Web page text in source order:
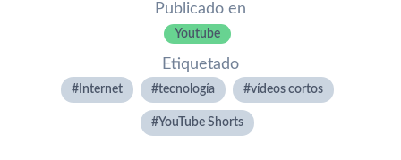
Publicado en
Youtube
Etiquetado
Internet tecnologí­a vídeos cortos
YouTube Shorts